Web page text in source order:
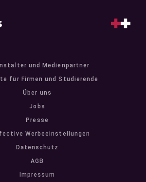
und Medienpartner
für Firmen und Studierende
Über uns
Jobs
Presse
Werbeeinstellungen
Datenschutz
AGB
Impressum